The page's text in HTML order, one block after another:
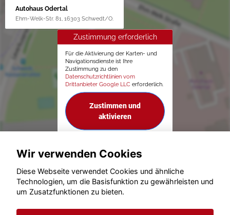
Autohaus Odertal
Ehm-Welk-Str. 81, 16303 Schwedt/O.
Zustimmung erforderlich
Für die Aktivierung der Karten- und
Navigationsdienste ist Ihre
Zustimmung zu den
Datenschutzrichtlinien vom
Drittanbieter Google LLC erforderlich.
Zustimmen und
aktivieren
© konjunkturmotor.de GmbH 2020 - 2026
Wir verwenden Cookies
Diese Webseite verwendet Cookies und ähnliche
Technologien, um die Basisfunktion zu gewährleisten und
um Zusatzfunktionen zu bieten.